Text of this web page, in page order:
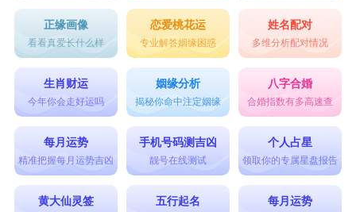
快乐更长。
27、一切重新来过。亲爱的。
28、耕耘才有所得，付出才有收获。2023，送出了
辛苦，收获了财富;传递了真诚，收获了友情;挥洒
了善良，收获了希望。2024愿你事业蒸蒸日上，生
活幸福美满。
29、付出了汗水加心血，收获了成功加喜悦;付出
了努力加拼搏，收获了成绩加欢悦;付出了坚持加
正缘画像
看看真爱长什么样
恋爱桃花运
专业解答姻缘困惑
姓名配对
多维分析配对情况
生肖财运
今年你会走好运吗
姻缘分析
揭秘你命中注定姻缘
八字合婚
合婚指数有多高速查
每月运势
精准把握每月运势吉凶
手机号码测吉凶
靓号在线测试
个人占星
领取你的专属星盘报告
黄大仙灵签 五行起名 每月运势